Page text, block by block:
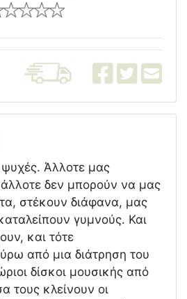
ψυχές. Άλλοτε μας
δεν μπορούν να μας
στέκουν διάφανα, μας
γυμνούς. Και
και τότε
από μια διάτρηση του
δίσκοι μουσικής από
τους κλείνουν οι